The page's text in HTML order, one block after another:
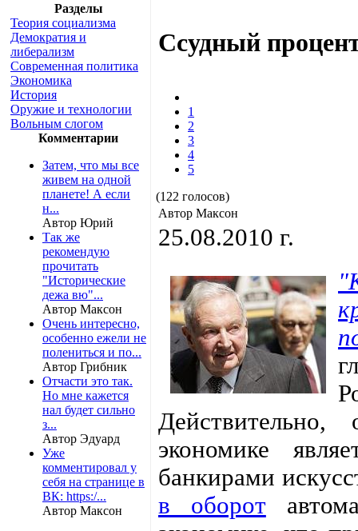
Разделы
Теория социализма
Демократия и
либерализм
Современная политика
Экономика
История
Оружие и технологии
Вольным слогом
Комментарии
Затем, что мы все
живем на одной
планете! А если
н...
Автор Юрий
Так же
рекомендую
прочитать
"Исторические
дежа вю"...
Автор Максон
Очень интересно,
особенно ежели не
полениться и по...
Автор Грибник
Отчасти это так.
Но мне кажется
нал будет сильно
з...
Автор Эдуард
Уже
комментировал у
себя на странице в
ВК: https:/...
Автор Максон
Ссудный
1
2
3
4
5
(122 голосов)
Автор Максон
25.08.2010 г.
экономике
банкирами
в оборот